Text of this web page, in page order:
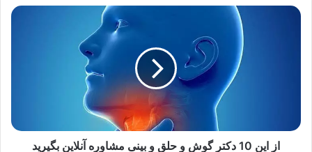
از
بینی
مشاورهاز این 10 دکتر گوش و حلق و بینی مشاوره آنلاین بگیرید